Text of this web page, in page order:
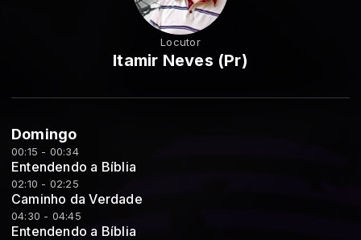
Locutor
Itamir Neves (Pr)
Domingo
00:15 - 00:34
Entendendo a Bíblia
02:10 - 02:25
Caminho da Verdade
04:30 - 04:45
Entendendo a Bíblia